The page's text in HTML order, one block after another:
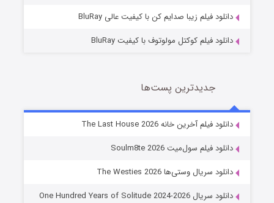
شوگر فصل ۲
دانلود فیلم زیبا صدایم کن با کیفیت عالی BluRay
دانلود فیلم کوکتل مولوتوف با کیفیت BluRay
جدیدترین پست‌ها
دانلود فیلم آخرین خانه The Last House 2026
دانلود فیلم سول‌میت Soulm8te 2026
دانلود سریال وستی‌ها The Westies 2026
دانلود سریال One Hundred Years of Solitude 2024-2026